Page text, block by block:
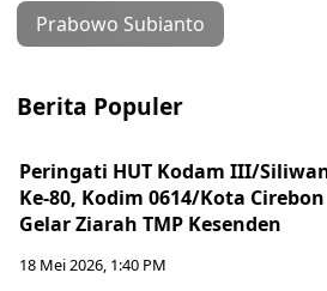
Prabowo Subianto
Berita Populer
Peringati HUT Kodam III/
Ke-80, Kodim 0614/Kota Cirebon
Gelar Ziarah TMP Kesenden
18 Mei 2026, 1:40 PM